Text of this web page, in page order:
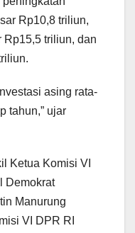
Rp10,8 triliun,
Rp15,5 triliun, dan
asing rata-
tahun,” ujar
Ketua Komisi VI
Demokrat
Manurung
VI DPR RI